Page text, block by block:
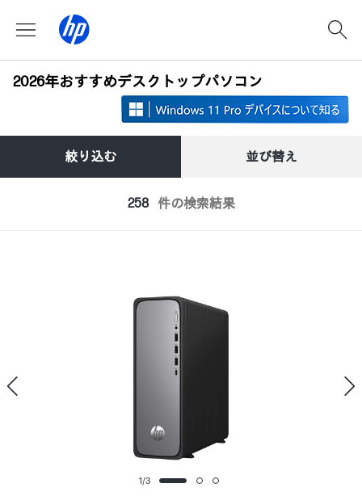
2026年おすすめデスクトップパソコン
絞り込む 並び替え
258 件の検索結果
1/3